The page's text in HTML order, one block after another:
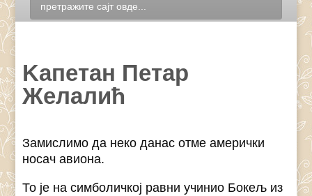
Kапетан Петар
Желалић
Замислимо да неко данас отме амерички
носач авиона.
То је на симболичкој равни учинио Бокељ из